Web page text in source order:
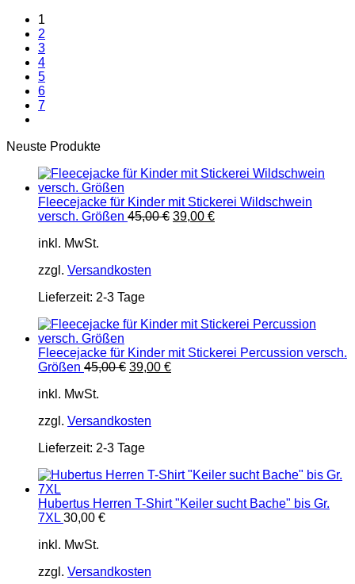
1
2
3
4
5
6
7
Neuste Produkte
Fleecejacke für Kinder mit Stickerei Wildschwein
versch. Größen 45,00€ Ursprünglicher
39,00 €Aktueller
inkl. MwSt.
zzgl. Versandkosten
Lieferzeit: 2-3 Tage
Fleecejacke für Kinder mit Stickerei Percussion versch.
Größen 45,00€ Ursprünglicher
39,00 €Aktueller
inkl. MwSt.
zzgl. Versandkosten
Lieferzeit: 2-3 Tage
Hubertus Herren T-Shirt "Keiler sucht Bache" bis Gr.
7XL 30,00 €
inkl. MwSt.
zzgl. Versandkosten